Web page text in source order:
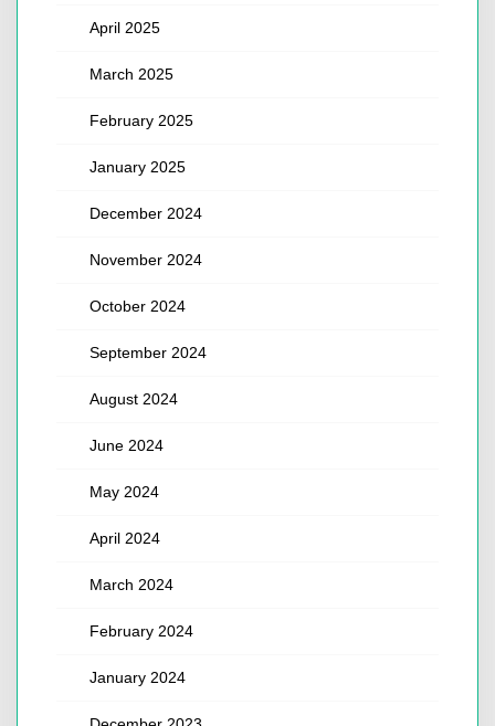
April 2025
March 2025
February 2025
January 2025
December 2024
November 2024
October 2024
September 2024
August 2024
June 2024
May 2024
April 2024
March 2024
February 2024
January 2024